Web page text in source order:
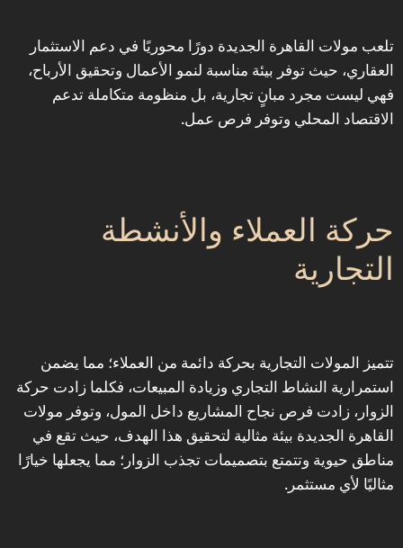
‎تلعب مولات القاهرة الجديدة دورًا محوريًا في دعم الاستثمار
العقاري، حيث توفر بيئة مناسبة لنمو الأعمال وتحقيق الأرباح،
فهي ليست مجرد مبانٍ تجارية، بل منظومة متكاملة تدعم
الاقتصاد المحلي وتوفر فرص عمل.
‎حركة العملاء والأنشطة
التجارية
‎تتميز المولات التجارية بحركة دائمة من العملاء؛ مما يضمن
استمرارية النشاط التجاري وزيادة المبيعات، فكلما زادت حركة
الزوار، زادت فرص نجاح المشاريع داخل المول، وتوفر مولات
القاهرة الجديدة بيئة مثالية لتحقيق هذا الهدف، حيث تقع في
مناطق حيوية وتتمتع بتصميمات تجذب الزوار؛ مما يجعلها خيارًا
مثاليًا لأي مستثمر.